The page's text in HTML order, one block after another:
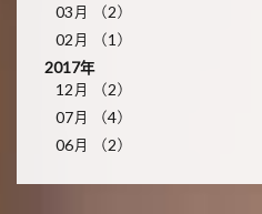
03月 （2）
02月 （1）
2017年
12月 （2）
07月 （4）
06月 （2）